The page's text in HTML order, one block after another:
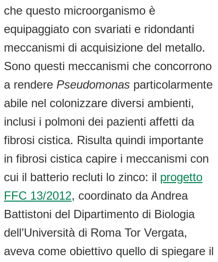
che questo microorganismo è
equipaggiato con svariati e ridondanti
meccanismi di acquisizione del metallo.
Sono questi meccanismi che concorrono
a rendere Pseudomonas particolarmente
abile nel colonizzare diversi ambienti,
inclusi i polmoni dei pazienti affetti da
fibrosi cistica. Risulta quindi importante
in fibrosi cistica capire i meccanismi con
cui il batterio recluti lo zinco: il progetto
FFC 13/2012, coordinato da Andrea
Battistoni del Dipartimento di Biologia
dell’Università di Roma Tor Vergata,
aveva come obiettivo quello di spiegare il